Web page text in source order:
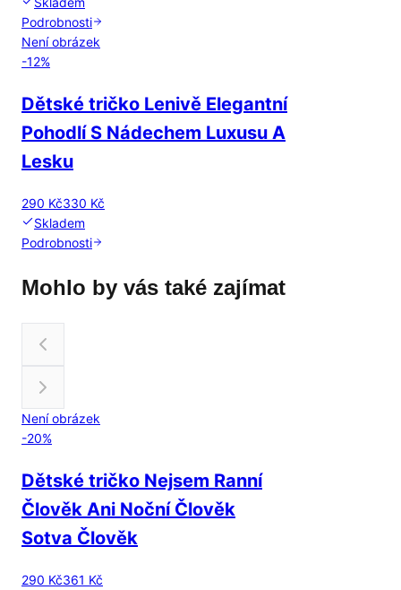
Podrobnosti
Není obrázek
-12%
Dětské tričko Lenivě Elegantní
Pohodlí S Nádechem Luxusu A
Lesku
290 Kč330 Kč
Skladem
Podrobnosti
Mohlo by vás také zajímat
Není obrázek
-20%
Dětské tričko Nejsem Ranní
Člověk Ani Noční Člověk
Sotva Člověk
290 Kč361 Kč